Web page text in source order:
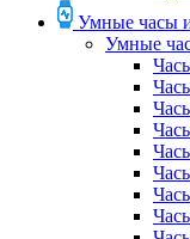
Умные часы
Умные